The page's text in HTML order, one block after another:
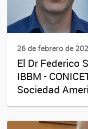
26 de febrero de
El Dr Federico
IBBM -
Sociedad